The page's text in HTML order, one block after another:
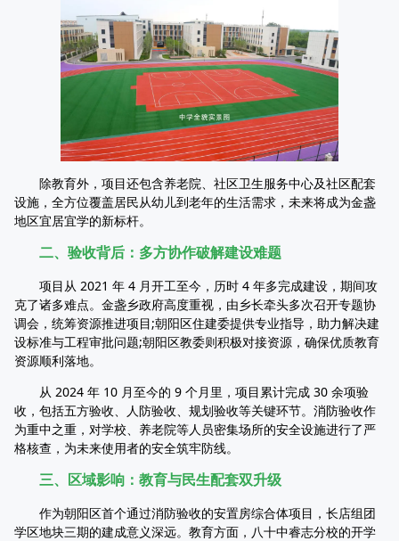
除教育外，项目还包含养老院、社区卫生服务中心及社区配套
设施，全方位覆盖居民从幼儿到老年的生活需求，未来将成为金盏
地区宜居宜学的新标杆。
二、验收背后：多方协作破解建设难题
项目从 2021 年 4 月开工至今，历时 4 年多完成建设，期间攻
克了诸多难点。金盏乡政府高度重视，由乡长牵头多次召开专题协
调会，统筹资源推进项目;朝阳区住建委提供专业指导，助力解决建
设标准与工程审批问题;朝阳区教委则积极对接资源，确保优质教育
资源顺利落地。
从 2024 年 10 月至今的 9 个月里，项目累计完成 30 余项验
收，包括五方验收、人防验收、规划验收等关键环节。消防验收作
为重中之重，对学校、养老院等人员密集场所的安全设施进行了严
格核查，为未来使用者的安全筑牢防线。
三、区域影响：教育与民生配套双升级
作为朝阳区首个通过消防验收的安置房综合体项目，长店组团
学区地块三期的建成意义深远。教育方面，八十中睿志分校的开学